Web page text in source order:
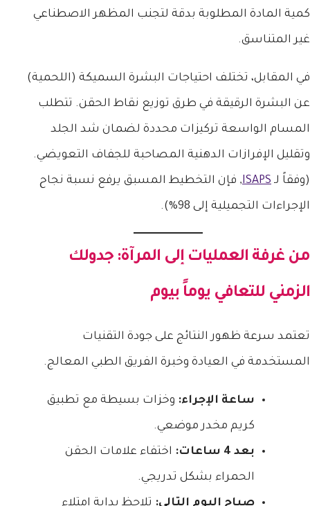
كمية المادة المطلوبة بدقة لتجنب المظهر الاصطناعي
غير المتناسق.
في المقابل، تختلف احتياجات البشرة السميكة (اللحمية)
عن البشرة الرقيقة في طرق توزيع نقاط الحقن. تتطلب
المسام الواسعة تركيزات محددة لضمان شد الجلد
وتقليل الإفرازات الدهنية المصاحبة للجفاف التعويضي.
(وفقاً لـ ISAPS, فإن التخطيط المسبق يرفع نسبة نجاح
الإجراءات التجميلية إلى 98%).
من غرفة العمليات إلى المرآة: جدولك
الزمني للتعافي يوماً بيوم
تعتمد سرعة ظهور النتائج على جودة التقنيات
المستخدمة في العيادة وخبرة الفريق الطبي المعالج.
ساعة الإجراء: وخزات بسيطة مع تطبيق
كريم مخدر موضعي.
بعد 4 ساعات: اختفاء علامات الحقن
الحمراء بشكل تدريجي.
صباح اليوم التالي: تلاحظ بداية امتلاء